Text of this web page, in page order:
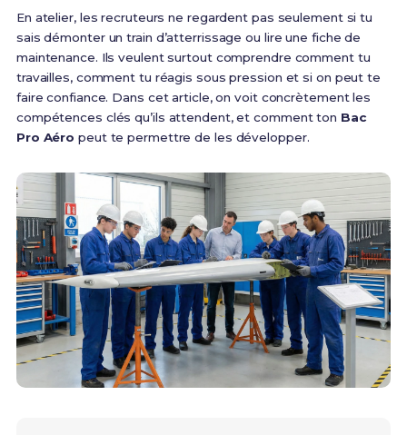
En atelier, les recruteurs ne regardent pas seulement si tu
sais démonter un train d’atterrissage ou lire une fiche de
maintenance. Ils veulent surtout comprendre comment tu
travailles, comment tu réagis sous pression et si on peut te
faire confiance. Dans cet article, on voit concrètement les
compétences clés qu’ils attendent, et comment ton Bac
Pro Aéro peut te permettre de les développer.